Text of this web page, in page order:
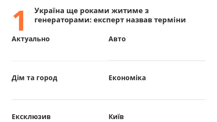
1
Україна ще роками житиме з
генераторами: експерт назвав терміни
Авто
Актуально
Дім та город Економіка
Ексклюзив Київ